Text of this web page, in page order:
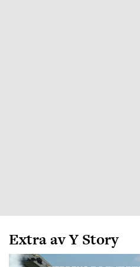
Extra av Y Story